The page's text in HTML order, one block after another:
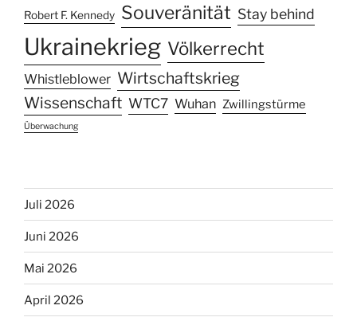
Robert F. Kennedy Souveränität Stay behind
Ukrainekrieg Völkerrecht
Whistleblower Wirtschaftskrieg
Wissenschaft WTC7 Wuhan Zwillingstürme
Überwachung
Juli 2026
Juni 2026
Mai 2026
April 2026